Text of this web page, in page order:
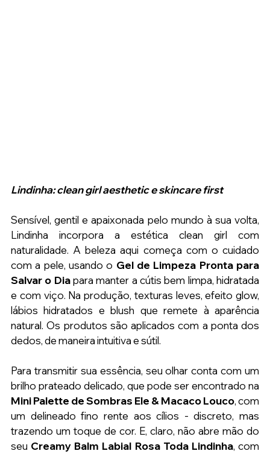
Lindinha: clean girl aesthetic e skincare first
Sensível, gentil e apaixonada pelo mundo à sua volta,
Lindinha incorpora a estética clean girl com
naturalidade. A beleza aqui começa com o cuidado
com a pele, usando o Gel de Limpeza Pronta para
Salvar o Dia para manter a cútis bem limpa, hidratada
e com viço. Na produção, texturas leves, efeito glow,
lábios hidratados e blush que remete à aparência
natural. Os produtos são aplicados com a ponta dos
dedos, de maneira intuitiva e sútil.
Para transmitir sua essência, seu olhar conta com um
Mini Palette de Sombras Ele & Macaco Louco, com
um delineado fino rente aos cílios - discreto, mas
trazendo um toque de cor. E, claro, não abre mão do
seu Creamy Balm Labial Rosa Toda Lindinha, com